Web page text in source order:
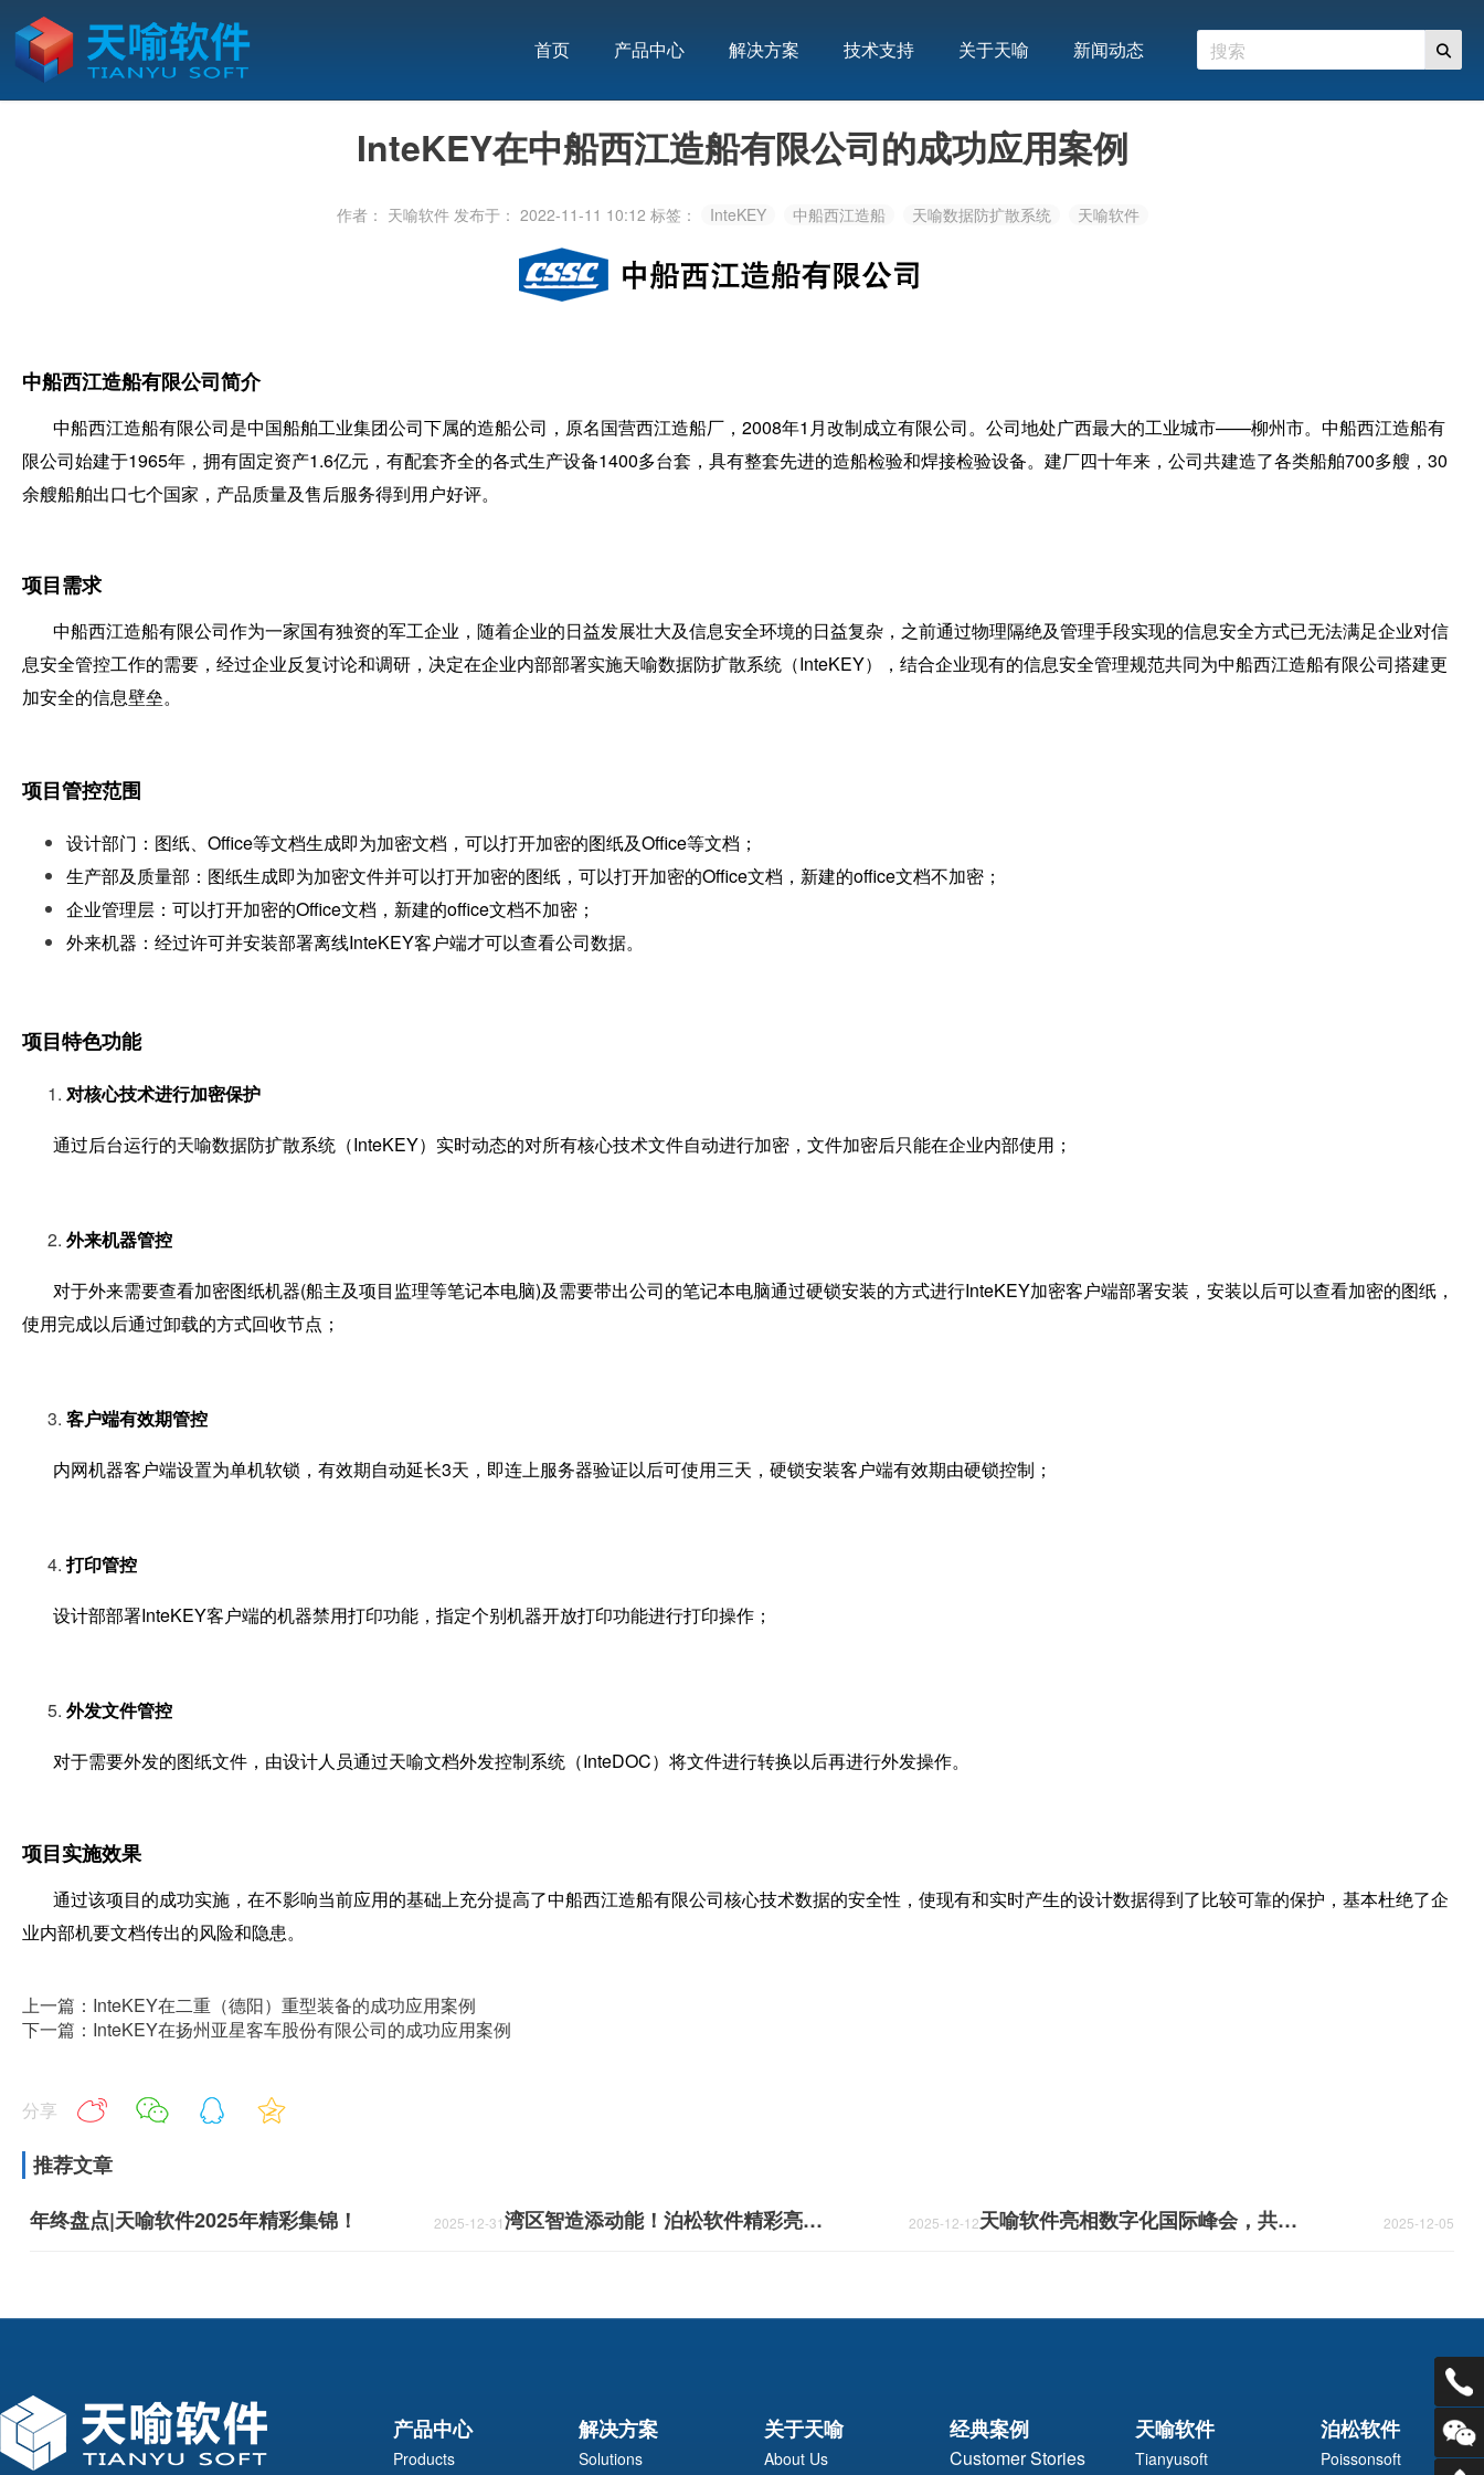
首页 产品中心 解决方案 技术支持 关于天喻 新闻动态
InteKEY在中船西江造船有限公司的成功应用案例
作者： 天喻软件 发布于： 2022-11-11 10:12 标签： InteKEY 中船西江造船 天喻数据防扩散系统 天喻软件
中船西江造船有限公司简介
中船西江造船有限公司是中国船舶工业集团公司下属的造船公司，原名国营西江造船厂，2008年1月改制成立有限公司。公司地处广西最大的工业城市——柳州市。中船西江造船有
限公司始建于1965年，拥有固定资产1.6亿元，有配套齐全的各式生产设备1400多台套，具有整套先进的造船检验和焊接检验设备。建厂四十年来，公司共建造了各类船舶700多艘，30
余艘船舶出口七个国家，产品质量及售后服务得到用户好评。
项目需求
中船西江造船有限公司作为一家国有独资的军工企业，随着企业的日益发展壮大及信息安全环境的日益复杂，之前通过物理隔绝及管理手段实现的信息安全方式已无法满足企业对信
息安全管控工作的需要，经过企业反复讨论和调研，决定在企业内部部署实施天喻数据防扩散系统（InteKEY），结合企业现有的信息安全管理规范共同为中船西江造船有限公司搭建更
加安全的信息壁垒。
项目管控范围
设计部门：图纸、Office等文档生成即为加密文档，可以打开加密的图纸及Office等文档；
生产部及质量部：图纸生成即为加密文件并可以打开加密的图纸，可以打开加密的Office文档，新建的office文档不加密；
企业管理层：可以打开加密的Office文档，新建的office文档不加密；
外来机器：经过许可并安装部署离线InteKEY客户端才可以查看公司数据。
项目特色功能
对核心技术进行加密保护
通过后台运行的天喻数据防扩散系统（InteKEY）实时动态的对所有核心技术文件自动进行加密，文件加密后只能在企业内部使用；
外来机器管控
对于外来需要查看加密图纸机器(船主及项目监理等笔记本电脑)及需要带出公司的笔记本电脑通过硬锁安装的方式进行InteKEY加密客户端部署安装，安装以后可以查看加密的图纸，
使用完成以后通过卸载的方式回收节点；
客户端有效期管控
内网机器客户端设置为单机软锁，有效期自动延长3天，即连上服务器验证以后可使用三天，硬锁安装客户端有效期由硬锁控制；
打印管控
设计部部署InteKEY客户端的机器禁用打印功能，指定个别机器开放打印功能进行打印操作；
外发文件管控
对于需要外发的图纸文件，由设计人员通过天喻文档外发控制系统（InteDOC）将文件进行转换以后再进行外发操作。
项目实施效果
通过该项目的成功实施，在不影响当前应用的基础上充分提高了中船西江造船有限公司核心技术数据的安全性，使现有和实时产生的设计数据得到了比较可靠的保护，基本杜绝了企
业内部机要文档传出的风险和隐患。
上一篇：InteKEY在二重（德阳）重型装备的成功应用案例
下一篇：InteKEY在扬州亚星客车股份有限公司的成功应用案例
分享
推荐文章
年终盘点|天喻软件2025年精彩集锦！
2025-12-31 湾区智造添动能！泊松软件精彩亮相首届AIE博览会 2025-12-12 天喻软件亮相数字化国际峰会，共创中国“智”造时代产品创新变革之道！ 2025-12-05
产品中心
Products
解决方案
Solutions
关于天喻
About Us
经典案例
Customer Stories
天喻软件
Tianyusoft
泊松软件
Poissonsoft
电